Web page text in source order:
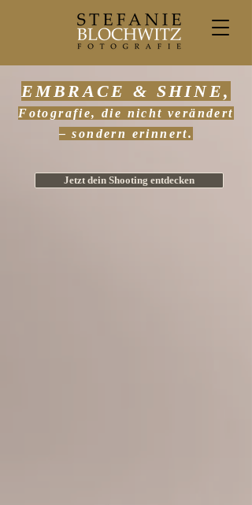
EMBRACE & SHINE,
Fotografie, die nicht verändert
– sondern erinnert.
Jetzt dein Shooting entdecken